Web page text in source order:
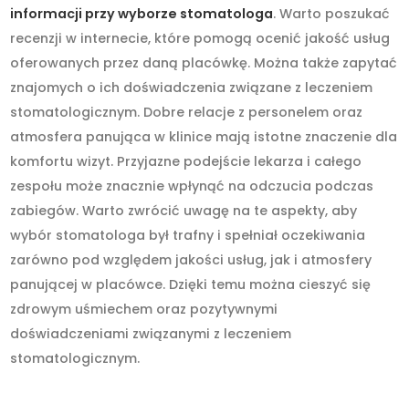
informacji przy wyborze stomatologa. Warto poszukać
recenzji w internecie, które pomogą ocenić jakość usług
oferowanych przez daną placówkę. Można także zapytać
znajomych o ich doświadczenia związane z leczeniem
stomatologicznym. Dobre relacje z personelem oraz
atmosfera panująca w klinice mają istotne znaczenie dla
komfortu wizyt. Przyjazne podejście lekarza i całego
zespołu może znacznie wpłynąć na odczucia podczas
zabiegów. Warto zwrócić uwagę na te aspekty, aby
wybór stomatologa był trafny i spełniał oczekiwania
zarówno pod względem jakości usług, jak i atmosfery
panującej w placówce. Dzięki temu można cieszyć się
zdrowym uśmiechem oraz pozytywnymi
doświadczeniami związanymi z leczeniem
stomatologicznym.